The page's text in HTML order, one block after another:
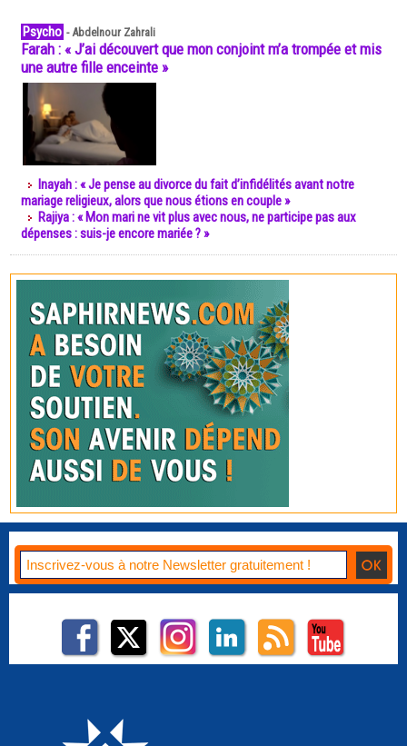
Psycho -Abdelnour Zahrali
Farah : « J’ai découvert que mon conjoint m’a trompée et mis
une autre fille enceinte »
Inayah : « Je pense au divorce du fait d’infidélités avant notre
mariage religieux, alors que nous étions en couple »
Rajiya : « Mon mari ne vit plus avec nous, ne participe pas aux
dépenses : suis-je encore mariée ? »